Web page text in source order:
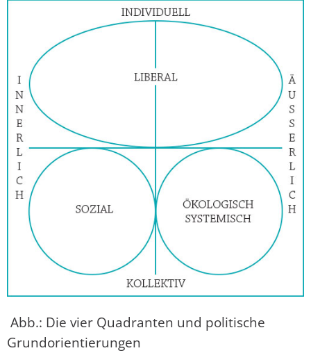
Abb.: Die vier Quadranten und politische
Grundorientierungen